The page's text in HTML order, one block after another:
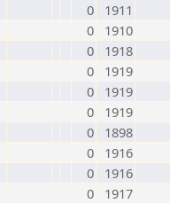
0
1911
0
1910
0
1918
0
1919
0
1919
0
1919
0
1898
0
1916
0
1916
0
1917